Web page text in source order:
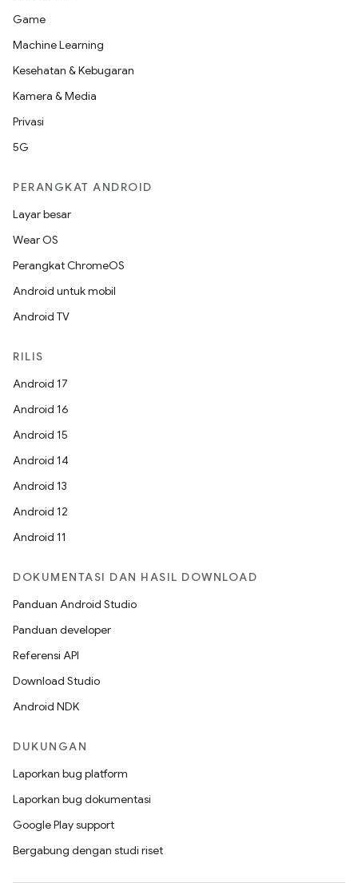
Game
Machine Learning
Kesehatan & Kebugaran
Kamera & Media
Privasi
5G
PERANGKAT ANDROID
Layar besar
Wear OS
Perangkat ChromeOS
Android untuk mobil
Android TV
RILIS
Android 17
Android 16
Android 15
Android 14
Android 13
Android 12
Android 11
DOKUMENTASI DAN HASIL DOWNLOAD
Panduan Android Studio
Panduan developer
Referensi API
Download Studio
Android NDK
DUKUNGAN
Laporkan bug platform
Laporkan bug dokumentasi
Google Play support
Bergabung dengan studi riset